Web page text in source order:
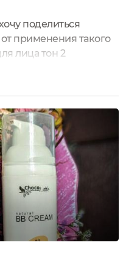
свой тон? Хотелось
слишком бледной или
инструкции,
поделиться
применения такого
лица тон 2
подобными
обычными
я приобрела ещё
у ChocoLatte
BB-крема:01 (светлый